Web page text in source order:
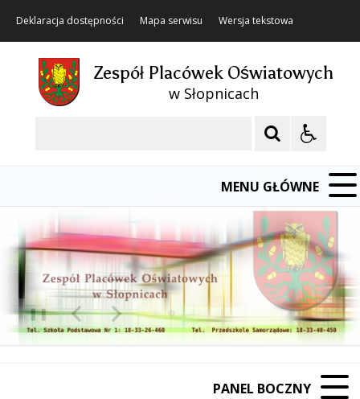
Deklaracja dostępności Mapa serwisu Wersja tekstowa
Zespół Placówek Oświatowych
w Słopnicach
MENU GŁÓWNE
Poprzedni Element
Następny Element
❚❚
PANEL BOCZNY